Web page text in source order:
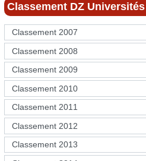
Classement DZ Universités